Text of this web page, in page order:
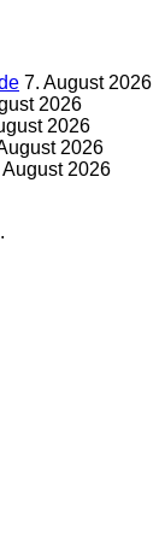
7. August 2026
2026
2026
2026
August 2026